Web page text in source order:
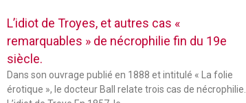
L’idiot de Troyes, et autres cas «
remarquables » de nécrophilie fin du 19e
siècle.
Dans son ouvrage publié en 1888 et intitulé « La folie
érotique », le docteur Ball relate trois cas de nécrophilie.